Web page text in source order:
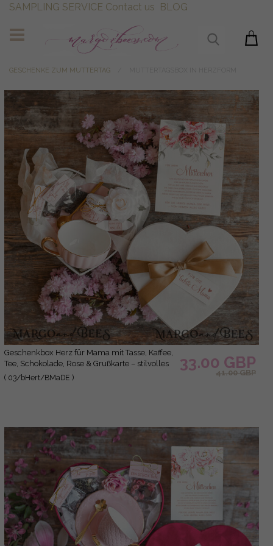
SAMPLING SERVICE Contact us BLOG
GESCHENKE ZUM MUTTERTAG
Geschenkbox Herz für Mama mit Tasse, Kaffee,
Tee, Schokolade, Rose & Grußkarte – stilvolles
Muttertagsgeschenk, fertig verpackt und
( 03/bHert/BMaDE )
33.00 GBP
41.00 GBP